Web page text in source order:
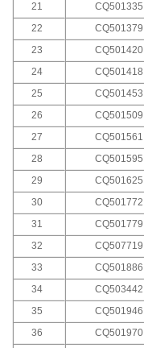
21
CQ501335
22
CQ501379
23
CQ501420
24
CQ501418
25
CQ501453
26
CQ501509
27
CQ501561
28
CQ501595
29
CQ501625
30
CQ501772
31
CQ501779
32
CQ507719
33
CQ501886
34
CQ503442
35
CQ501946
36
CQ501970